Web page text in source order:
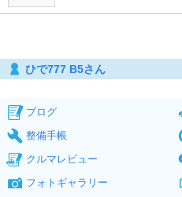
ひで777 B5さん
ブログ
整備手帳
クルマレビュー
フォトギャラリー